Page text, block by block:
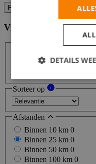
Filters
Vind hier de baan die
Sorteer op
Afstanden
Binnen 10 km 0
Binnen 25 km 0
Binnen 50 km 0
Binnen 100 km 0
DETAILS